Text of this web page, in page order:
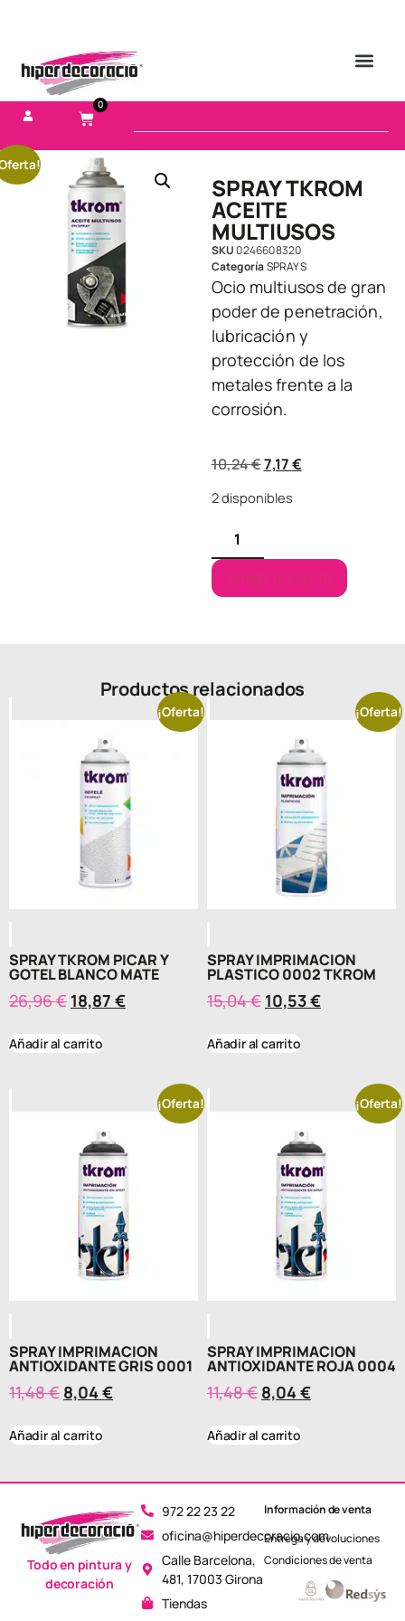
0
SPRAY TKROM
ACEITE
MULTIUSOS
SKU0246608320
CategoríaSPRAYS
Ocio multiusos de gran
poder de penetración,
lubricación y
protección de los
metales frente a la
corrosión.
10,24€7,17€
2 disponibles
Añadir al carrito
Productos relacionados
¡Oferta!
SPRAY TKROM PICAR Y
GOTEL BLANCO MATE
26,96€ 18,87 €
Añadir al carrito
¡Oferta!
SPRAY IMPRIMACION
PLASTICO 0002 TKROM
15,04€ 10,53€
Añadir al carrito
¡Oferta!
SPRAY IMPRIMACION
ANTIOXIDANTE GRIS 0001
11,48€ 8,04 €
Añadir al carrito
¡Oferta!
SPRAY IMPRIMACION
ANTIOXIDANTE ROJA 0004
11,48€ 8,04 €
Añadir al carrito
972 22 23 22
oficina@hiperdecoracio.com
Calle Barcelona, ​​
481, 17003 Girona
Tiendas
Todo en pintura y
decoración
Información de venta
Entrega y devoluciones
Condiciones de venta